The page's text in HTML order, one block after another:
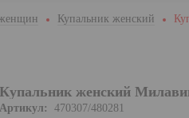
женщин Купальник женский
Купальник женский
Артикул:
470307/480281